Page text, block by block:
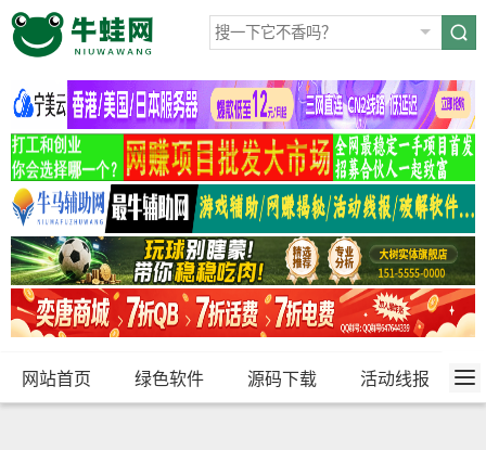
网站首页 绿色软件 源码下载 活动线报